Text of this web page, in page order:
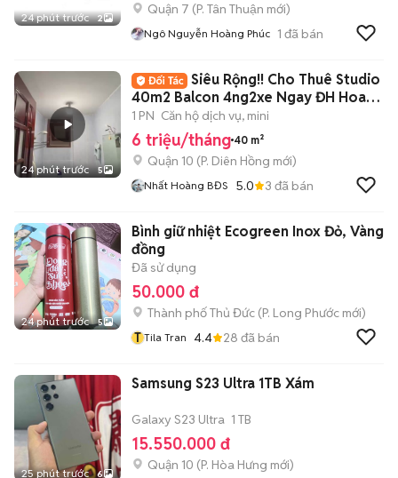
24 phút trước 2
Quận 7 (P. Tân Thuận mới)
Ngô Nguyễn Hoàng Phúc 1 đã bán
24 phút trước 5
Siêu Rộng!! Cho Thuê Studio
40m2 Balcon 4ng2xe Ngay ĐH Hoa
Sen ĐH UEH
1 PN Căn hộ dịch vụ, mini
6 triệu/tháng 40 m²
Quận 10 (P. Diên Hồng mới)
Nhất Hoàng BĐS 5.0 3 đã bán
24 phút trước 5
Bình giữ nhiệt Ecogreen Inox Đỏ, Vàng
đồng
Đã sử dụng
50.000 đ
Thành phố Thủ Đức (P. Long Phước mới)
T Tila Tran 4.4 28 đã bán
25 phút trước 6
Samsung S23 Ultra 1TB Xám
Galaxy S23 Ultra 1 TB
15.550.000 đ
Quận 10 (P. Hòa Hưng mới)